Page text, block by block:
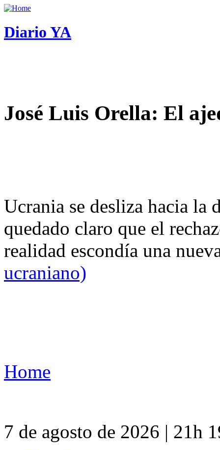
Diario YA
José Luis Orella: El
Ucrania se desliza hacia
quedado claro que el
realidad escondía una
ucraniano)
Home
7 de agosto de 2026 | 21h